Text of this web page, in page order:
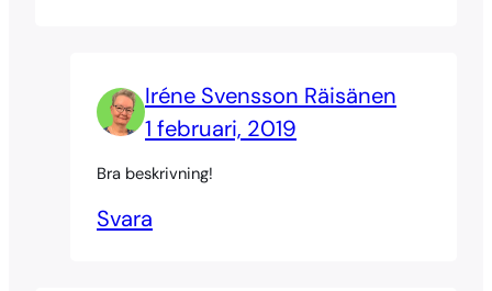
Iréne Svensson Räisänen
1 februari, 2019
Bra beskrivning!
Svara